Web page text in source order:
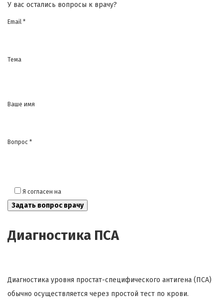
У вас остались вопросы к врачу?
Email *
Тема
Ваше имя
Вопрос *
Я согласен на
Диагностика ПСА
Диагностика уровня простат-специфического антигена (ПСА)
обычно осуществляется через простой тест по крови.